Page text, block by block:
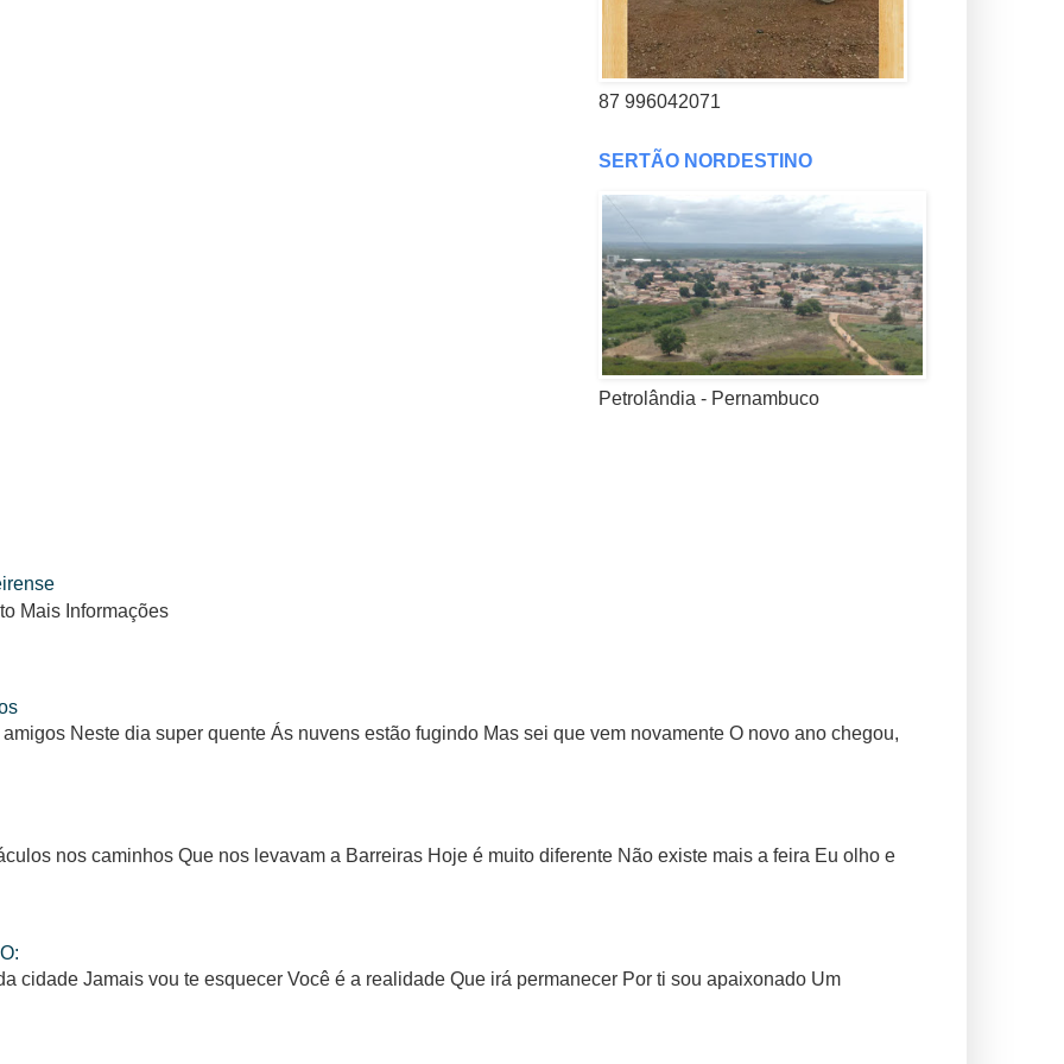
87 996042071
SERTÃO NORDESTINO
Petrolândia - Pernambuco
Mais Informações
Neste dia super quente Ás nuvens estão fugindo Mas sei que vem novamente O novo ano chegou,
nos caminhos Que nos levavam a Barreiras Hoje é muito diferente Não existe mais a feira Eu olho e
cidade Jamais vou te esquecer Você é a realidade Que irá permanecer Por ti sou apaixonado Um